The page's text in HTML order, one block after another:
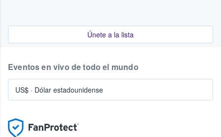
Únete a la lista
Eventos en vivo de todo el mundo
US$ · Dólar estadounidense